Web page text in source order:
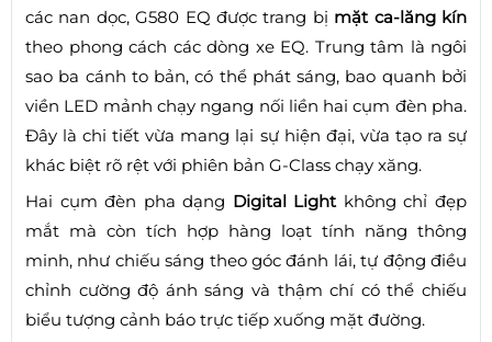
các nan dọc, G580 EQ được trang bị mặt ca-lăng kín
theo phong cách các dòng xe EQ. Trung tâm là ngôi
sao ba cánh to bản, có thể phát sáng, bao quanh bởi
viền LED mảnh chạy ngang nối liền hai cụm đèn pha.
Đây là chi tiết vừa mang lại sự hiện đại, vừa tạo ra sự
khác biệt rõ rệt với phiên bản G-Class chạy xăng.
Hai cụm đèn pha dạng Digital Lightkhông chỉ đẹp
mắt mà còn tích hợp hàng loạt tính năng thông
minh, như chiếu sáng theo góc đánh lái, tự động điều
chỉnh cường độ ánh sáng và thậm chí có thể chiếu
biểu tượng cảnh báo trực tiếp xuống mặt đường.